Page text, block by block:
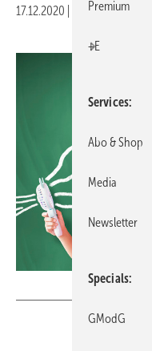
17.12.2020 Druckvorschau
Premium
+E
Services
Abo & Shop
Media
Newsletter
Specials
GModG